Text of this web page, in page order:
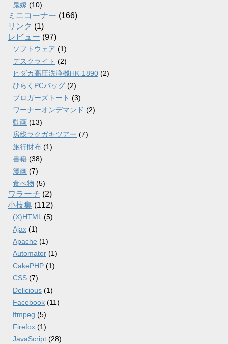
鬼嫁 (10)
ミニコーナー (166)
リンク (1)
レビュー (97)
ソフトウェア (1)
デスクライト (2)
ヒダカ高圧洗浄機HK-1890 (2)
ひらくPCバッグ (2)
ブロガーズトート (3)
ワーナーオンデマンド (2)
動画 (13)
房総ラクガキツアー (7)
旅行財布 (1)
書籍 (38)
漫画 (7)
食べ物 (5)
ワラーチ (2)
小技集 (112)
(X)HTML(5)
Ajax (1)
Apache (1)
Automator (1)
CakePHP (1)
CSS (7)
Delicious (1)
Facebook (11)
ffmpeg (5)
Firefox (1)
JavaScript (28)